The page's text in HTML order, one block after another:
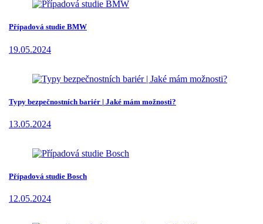
Případová studie BMW
19.05.2024
Typy bezpečnostních bariér | Jaké mám možnosti?
13.05.2024
Případová studie Bosch
12.05.2024